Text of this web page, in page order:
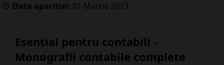
Data aparitiei: 01 Martie 2013
Esential pentru contabili -
Monografii contabile complete